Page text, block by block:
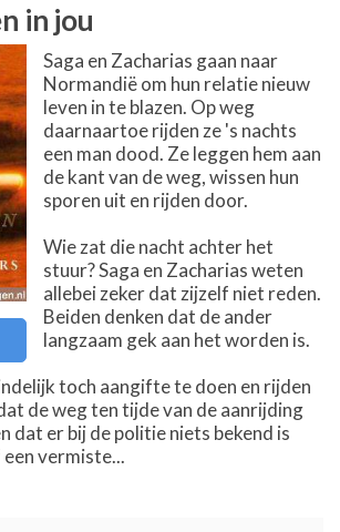
in jou
Saga en Zacharias gaan naar
Normandië om hun relatie nieuw
leven in te blazen. Op weg
daarnaartoe rijden ze 's nachts
een man dood. Ze leggen hem aan
de kant van de weg, wissen hun
sporen uit en rijden door.
Wie zat die nacht achter het
stuur? Saga en Zacharias weten
allebei zeker dat zijzelf niet reden.
Beiden denken dat de ander
langzaam gek aan het worden is.
toch aangifte te doen en rijden
de weg ten tijde van de aanrijding
dat er bij de politie niets bekend is
vermiste...